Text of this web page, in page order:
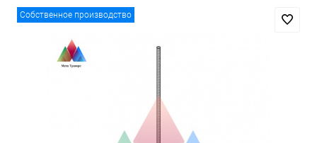
Собственное производство